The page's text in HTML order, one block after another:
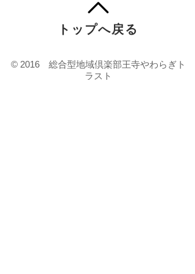
トップへ戻る
© 2016 総合型地域倶楽部王寺やわらぎト
ラスト